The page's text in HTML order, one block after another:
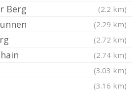
Berg (2.2 km)
(2.29 km)
(2.72 km)
(2.74 km)
(3.03 km)
(3.16 km)